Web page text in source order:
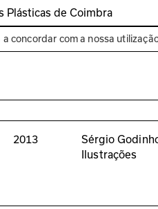
Plásticas de Coimbra
Bienal
concordar com a nossa
2013
Sérgio
Ilustrações